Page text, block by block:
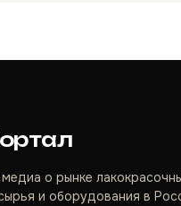
о рынке
и оборудования в